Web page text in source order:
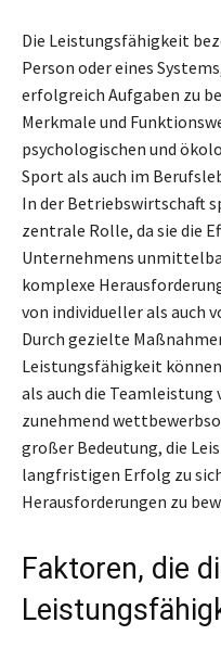
Die Leistungsfähigkeit
Person oder eines
erfolgreich Aufgaben zu
Merkmale und
psychologischen und
Sport als auch im
In der Betriebswirtschaft
zentrale Rolle, da sie die
Unternehmens
komplexe
von individueller als auch
Durch gezielte
Leistungsfähigkeit
als auch die Teamleistung
zunehmend
großer Bedeutung, die
langfristigen Erfolg zu
Herausforderungen zu
Faktoren, die